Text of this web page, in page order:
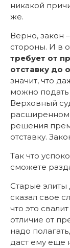
никакой
же.
Верно, закон
стороны. И в
требует от
отставку до
значит, что
можно
Верховный
расширенном
решения
отставку.
Так что
сможете
Старые элиты
сказал свое
что это
отличие от
надо
даст ему еще